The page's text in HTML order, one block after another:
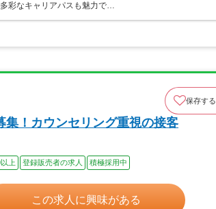
彩なキャリアパスも魅力で…
保存する
集！カウンセリング重視の接客
上 登録販売者の求人 積極採用中
この求人に興味がある